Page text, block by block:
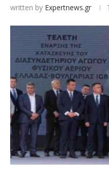
written by Expertnews.gr